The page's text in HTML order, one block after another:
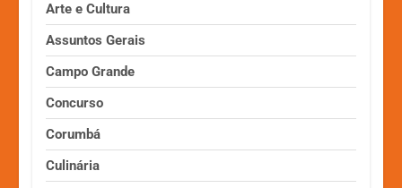
Arte e Cultura
Assuntos Gerais
Campo Grande
Concurso
Corumbá
Culinária